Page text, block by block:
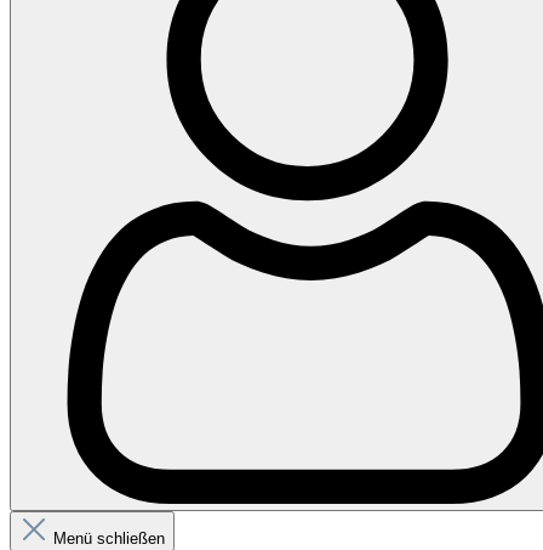
Menü schließen